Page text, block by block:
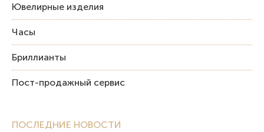
ПОСЛЕДНИЕ НОВОСТИ
Ювелирные изделия
Часы
Бриллианты
Пост-продажный сервис